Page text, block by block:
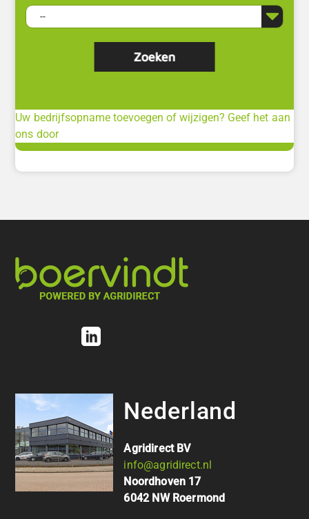
Uw bedrijfsopname toevoegen of wijzigen? Geef het aan
ons door
Nederland
Agridirect BV
info@agridirect.nl
Noordhoven 17
6042 NW Roermond